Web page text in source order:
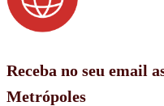
Receba no seu email
Metrópoles